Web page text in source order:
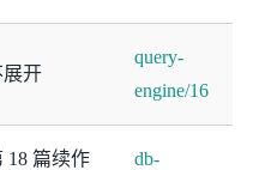
展开
query-
engine/16
18 篇续作
db-